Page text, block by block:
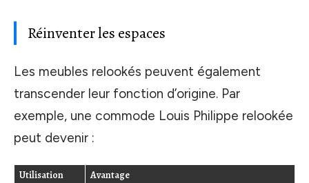
Réinventer les espaces
Les meubles relookés peuvent également
transcender leur fonction d’origine. Par
exemple, une commode Louis Philippe relookée
peut devenir :
Utilisation Avantage